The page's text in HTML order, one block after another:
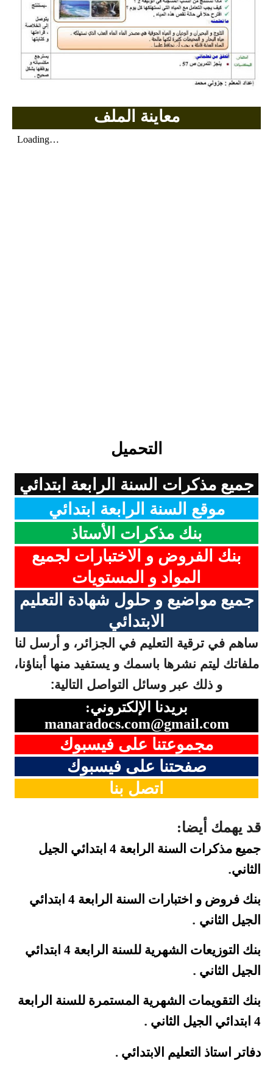
بحوث التاريخ و الجغرافيا
بحوث الفيزياء و الكيمياء
بحوث العلوم الطبيعية
بحوث اللغة الفرنسيةمعاينة الملف
التحميل
جميع مذكرات السنة الرابعة ابتدائي
موقع السنة الرابعة ابتدائي
بنك مذكرات الأستاذ
بنك الفروض و الاختبارات لجميع
المواد و المستويات
جميع مواضيع و حلول شهادة التعليم
الابتدائي
ساهم في ترقية التعليم في الجزائر، و أرسل لنا
ملفاتك ليتم نشرها باسمك و يستفيد منها أبناؤنا،
و ذلك عبر وسائل التواصل التالية:
بريدنا الإلكتروني:
manaradocs.com@gmail.com
مجموعتنا على فيسبوك
صفحتنا على فيسبوك
اتصل بنا
قد يهمك أيضا:
جميع مذكرات السنة الرابعة 4 ابتدائي الجيل
الثاني.
بنك فروض و اختبارات السنة الرابعة 4 ابتدائي
الجيل الثاني .
بنك التوزيعات الشهرية للسنة الرابعة 4 ابتدائي
الجيل الثاني .
بنك التقويمات الشهرية المستمرة للسنة الرابعة
4 ابتدائي الجيل الثاني
.
دفاتر استاذ التعليم الابتدائي .